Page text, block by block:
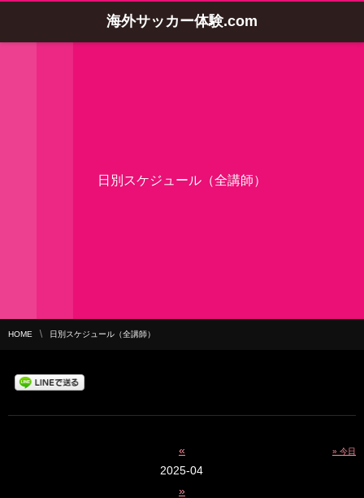
海外サッカー体験.com
日別スケジュール（全講師）
HOME 日別スケジュール（全講師）
«
2025-04
»
» 今日